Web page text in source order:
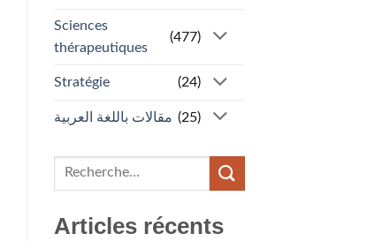
Sciences
thérapeutiques
(477)
Stratégie (24)
مقالات باللغة العربية (25)
Articles récents